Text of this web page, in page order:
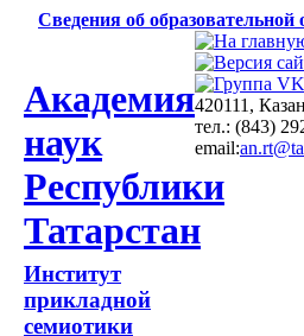
Сведения об образовательной
Академия
наук
Республики
Татарстан
Институт
прикладной
семиотики
420111,
тел.: (843)
email: